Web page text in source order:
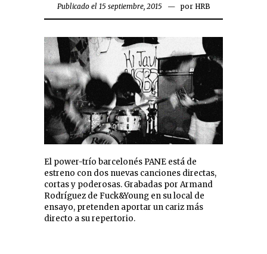
Publicado el 15 septiembre, 2015 por HRB
El power-trío barcelonés PANE está de
estreno con dos nuevas canciones directas,
cortas y poderosas. Grabadas por Armand
Rodríguez de Fuck&Young en su local de
ensayo, pretenden aportar un cariz más
directo a su repertorio.